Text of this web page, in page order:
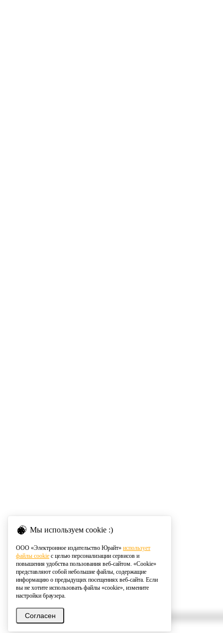
Мы используем cookie :)
ООО «Электронное издательство Юрайт» использует
файлы cookie с целью персонализации сервисов и
повышения удобства пользования веб-сайтом. «Cookie»
представляют собой небольшие файлы, содержащие
информацию о предыдущих посещениях веб-сайта. Если
вы не хотите использовать файлы «cookie», измените
настройки браузера.
Согласен